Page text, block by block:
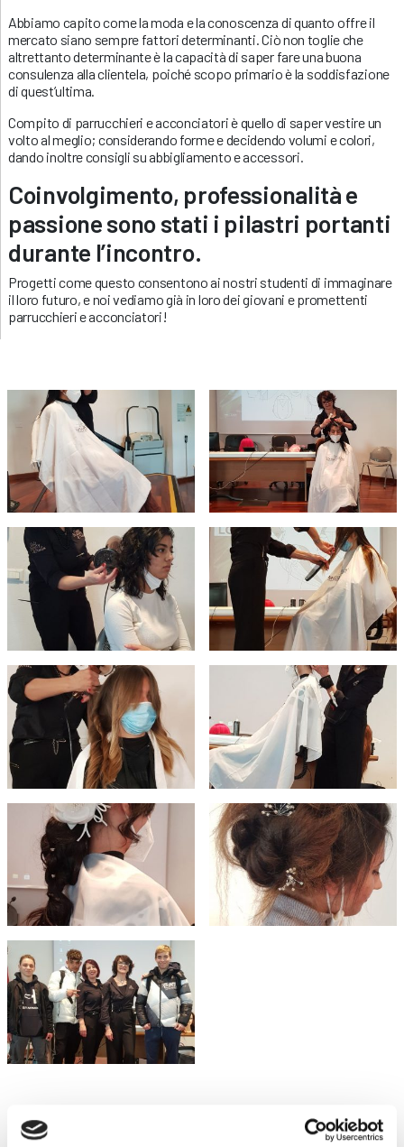
Abbiamo capito come la moda e la conoscenza di quanto offre il
mercato siano sempre fattori determinanti. Ciò non toglie che
altrettanto determinante è la capacità di saper fare una buona
consulenza alla clientela, poiché scopo primario è la soddisfazione
di quest’ultima.
Compito di parrucchieri e acconciatori è quello di saper vestire un
volto al meglio; considerando forme e decidendo volumi e colori,
dando inoltre consigli su abbigliamento e accessori.
Coinvolgimento, professionalità e
passione sono stati i pilastri portanti
durante l’incontro.
Progetti come questo consentono ai nostri studenti di immaginare
il loro futuro, e noi vediamo già in loro dei giovani e promettenti
parrucchieri e acconciatori!
NEWS